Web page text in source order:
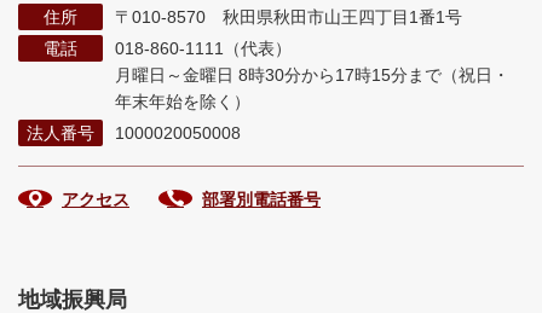
住所
〒010-8570 秋田県秋田市山王四丁目1番1号
電話
018-860-1111（代表）
月曜日～金曜日 8時30分から17時15分まで （祝日・
年末年始を除く）
法人番号
1000020050008
アクセス 部署別電話番号
地域振興局